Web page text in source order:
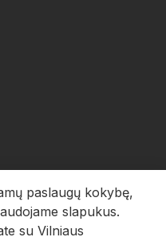
paslaugų kokybę,
slapukus.
su Vilniaus